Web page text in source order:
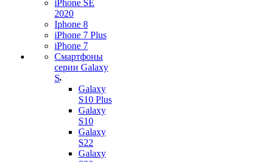
iPhone SE
2020
Iphone 8
iPhone 7 Plus
iPhone 7
Смартфоны
серии Galaxy
S
Galaxy
S10 Plus
Galaxy
S10
Galaxy
S22
Galaxy